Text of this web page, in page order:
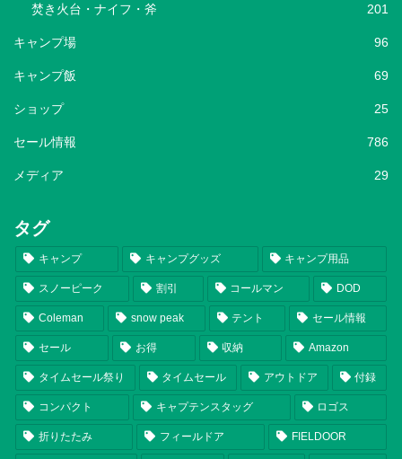
焚き火台・ナイフ・斧 201
キャンプ場 96
キャンプ飯 69
ショップ 25
セール情報 786
メディア 29
タグ
キャンプ キャンプグッズ キャンプ用品
スノーピーク 割引 コールマン DOD
Coleman snow peak テント セール情報
セール お得 収納 Amazon
タイムセール祭り タイムセール アウトドア 付録
コンパクト キャプテンスタッグ ロゴス
折りたたみ フィールドア FIELDOOR